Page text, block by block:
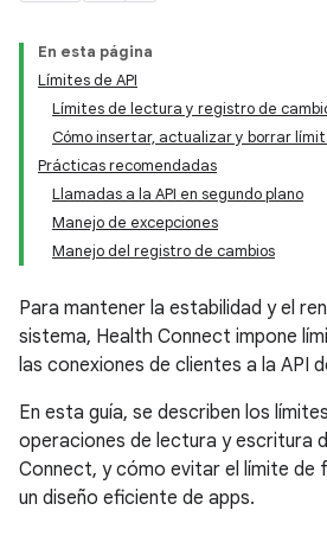
En esta página
Límites de API
Límites de lectura y registro de
Cómo insertar, actualizar y borrar
Prácticas recomendadas
Llamadas a la API en segundo plano
Manejo de excepciones
Manejo del registro de cambios
Para mantener la estabilidad y el
sistema, Health Connect impone
las conexiones de clientes a la API
En esta guía, se describen los
operaciones de lectura y escritura
Connect, y cómo evitar el límite de
un diseño eficiente de apps.